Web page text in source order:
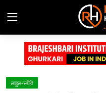
Login
Home
लाहुल-स्पीति